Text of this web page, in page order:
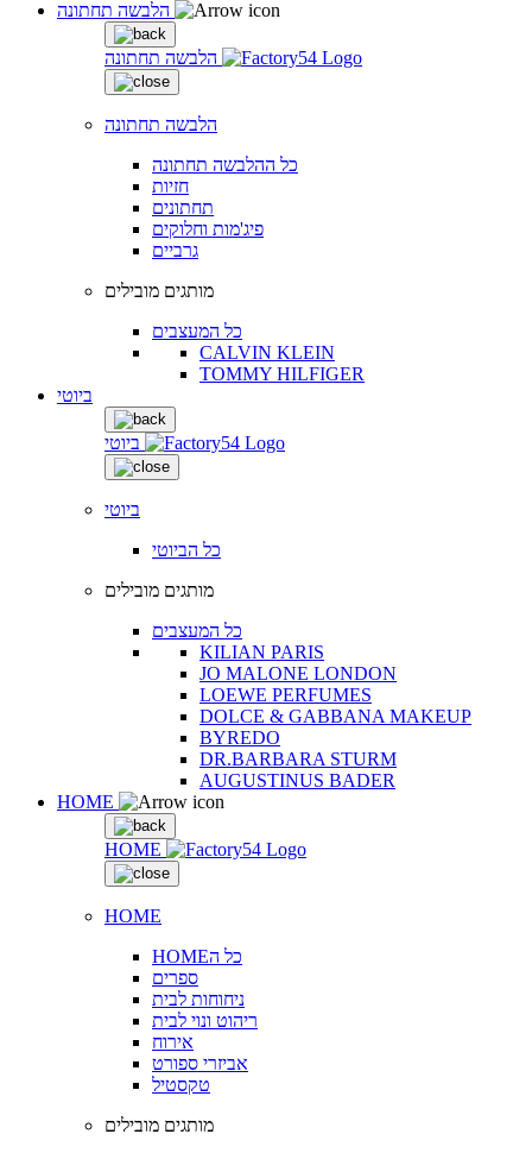
הלבשה תחתונה
הלבשה תחתונה
כל ההלבשה תחתונה
חזיות
תחתונים
פיג'מות וחלוקים
גרביים
מותגים מובילים
כל המעצבים
CALVIN KLEIN
TOMMY HILFIGER
ביוטי
ביוטי
ביוטי
כל הביוטי
מותגים מובילים
כל המעצבים
KILIAN PARIS
JO MALONE LONDON
LOEWE PERFUMES
DOLCE & GABBANA MAKEUP
BYREDO
DR.BARBARA STURM
AUGUSTINUS BADER
HOME
HOME
HOME
HOMEכל ה
ספרים
ניחוחות לבית
ריהוט ונוי לבית
אירוח
אביזרי ספורט
טקסטיל
מותגים מובילים